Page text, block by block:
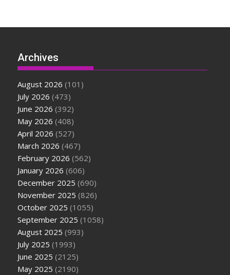
Archives
August 2026 (101)
July 2026 (473)
June 2026 (392)
May 2026 (408)
April 2026 (527)
March 2026 (467)
February 2026 (562)
January 2026 (606)
December 2025 (690)
November 2025 (826)
October 2025 (1055)
September 2025 (1058)
August 2025 (993)
July 2025 (1993)
June 2025 (2125)
May 2025 (2190)